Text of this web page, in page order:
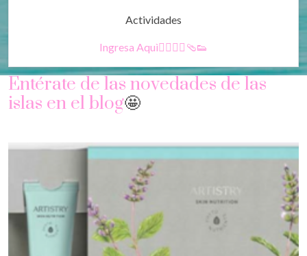
Actividades
Ingresa Aquì🚶‍♀️🚶‍♂️🩴👟
Entérate de las novedades de las
islas en el blog🤩